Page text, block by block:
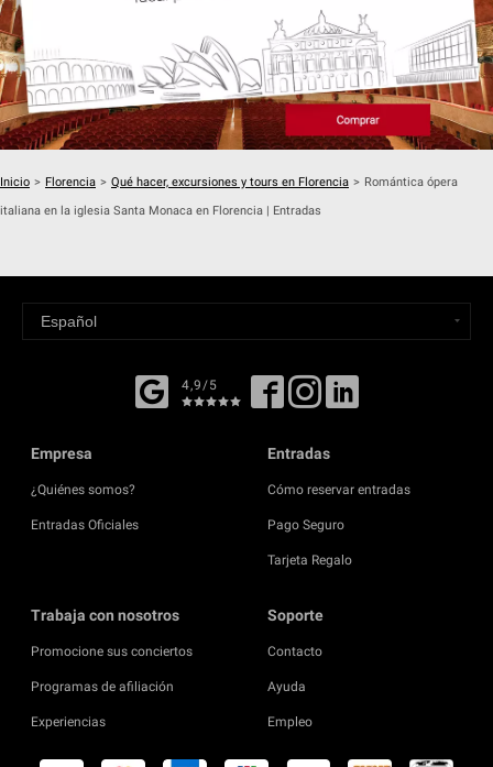
Inicio > Florencia > Qué hacer, excursiones y tours en Florencia > Romántica ópera
italiana en la iglesia Santa Monaca en Florencia | Entradas
4,9/5
Empresa
¿Quiénes somos?
Entradas Oficiales
Entradas
Cómo reservar entradas
Pago Seguro
Tarjeta Regalo
Trabaja con nosotros
Promocione sus conciertos
Programas de afiliación
Experiencias
Soporte
Contacto
Ayuda
Empleo